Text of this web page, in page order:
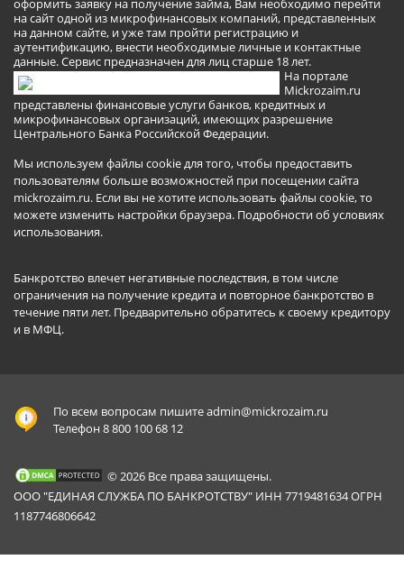
оформить заявку на получение займа, Вам необходимо перейти
на сайт одной из микрофинансовых компаний, представленных
на данном сайте, и уже там пройти регистрацию и
аутентификацию, внести необходимые личные и контактные
данные. Сервис предназначен для лиц старше 18 лет.
На портале
Mickrozaim.ru
представлены финансовые услуги банков, кредитных и
микрофинансовых организаций, имеющих разрешение
Центрального Банка Российской Федерации.
Мы используем файлы cookie для того, чтобы предоставить
пользователям больше возможностей при посещении сайта
mickrozaim.ru. Если вы не хотите использовать файлы cookie, то
можете изменить настройки браузера. Подробности об условиях
использования.
Банкротство влечет негативные последствия, в том числе
ограничения на получение кредита и повторное банкротство в
течение пяти лет. Предварительно обратитесь к своему кредитору
и в МФЦ.
По всем вопросам пишитеadmin@mickrozaim.ru
Телефон 8 800 100 68 12
© 2026 Все права защищены.
ООО "ЕДИНАЯ СЛУЖБА ПО БАНКРОТСТВУ" ИНН 7719481634 ОГРН
1187746806642
Mickrozaim.ru использует файлы cookie для